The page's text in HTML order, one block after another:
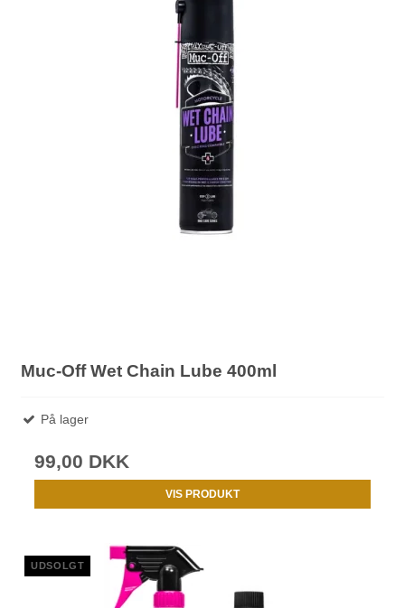
Muc-Off Wet Chain Lube 400ml
På lager
99,00 DKK
VIS PRODUKT
UDSOLGT